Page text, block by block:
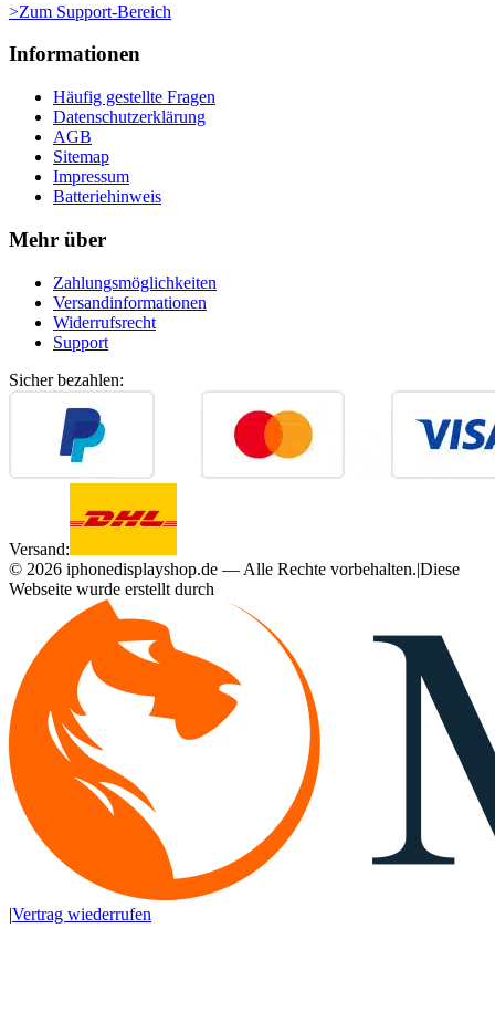
>Zum Support-Bereich
Informationen
Häufig gestellte Fragen
Datenschutzerklärung
AGB
Sitemap
Impressum
Batteriehinweis
Mehr über
Zahlungsmöglichkeiten
Versandinformationen
Widerrufsrecht
Support
Sicher bezahlen:
Versand:
© 2026 iphonedisplayshop.de — Alle Rechte vorbehalten.|Diese
Webseite wurde erstellt durch
|Vertrag wiederrufen